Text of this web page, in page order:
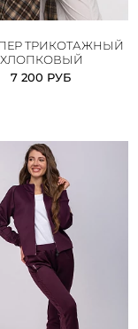
ТРИКОТАЖНЫЙ
ХЛОПКОВЫЙ
7 200 РУБ